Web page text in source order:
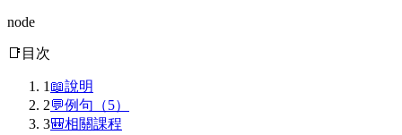
node
📑 目次
1 📖說明
2💬例句（5）
3🎒相關課程